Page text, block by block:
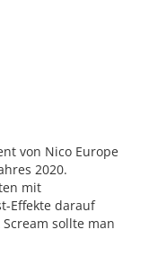
von Nico Europe
2020.
mit
Effekte darauf
sollte man